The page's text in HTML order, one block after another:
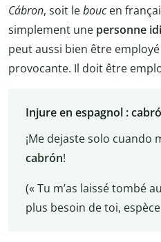
Cábron, soit leboucen
simplement une personne
peut aussi bien être
provocante. Il doit être
Injure en espagnol :
¡Me dejaste solo cuando
cabrón!
(« Tu m’as laissé tombé
plus besoin de toi, espèce